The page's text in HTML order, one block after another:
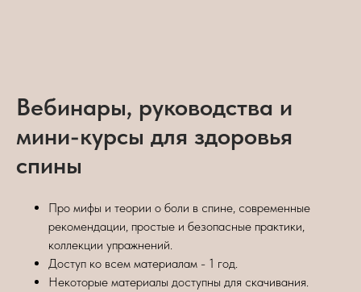
Вебинары, руководства и
мини-курсы для здоровья
спины
Про мифы и теории о боли в спине, современные
рекомендации, простые и безопасные практики,
коллекции упражнений.
Доступ ко всем материалам - 1 год.
Некоторые материалы доступны для скачивания.